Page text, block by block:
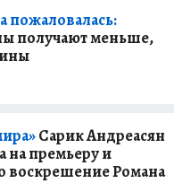
получают меньше,
Сарик Андреасян
на премьеру и
воскрешение Романа